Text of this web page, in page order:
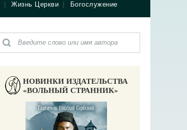
Жизнь Церкви Богослужение
НОВИНКИ ИЗДАТЕЛЬСТВА
«ВОЛЬНЫЙ СТРАННИК»